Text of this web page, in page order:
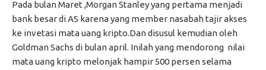
Pada bulan Maret ,Morgan Stanley yang pertama menjadi
bank besar di AS karena yang member nasabah tajir akses
ke invetasi mata uang kripto.Dan disusul kemudian oleh
Goldman Sachs di bulan april. Inilah yang mendorong nilai
mata uang kripto melonjak hampir 500 persen selama